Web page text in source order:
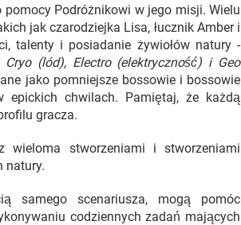
pomocy Podróżnikowi w jego misji. Wielu
jak czarodziejka Lisa, łucznik Amber i
talenty i posiadanie żywiołów natury -
(lód), Electro (elektryczność) i Geo
jako pomniejsze bossowie i bossowie
epickich chwilach. Pamiętaj, że każdą
gracza.
wieloma stworzeniami i stworzeniami
natury.
samego scenariusza, mogą pomóc
codziennych zadań mających